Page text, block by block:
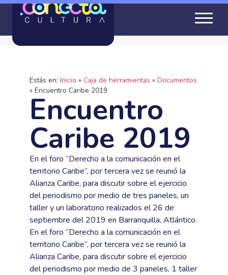
Estás en: Inicio » Caja de herramientas » Documentos
» Encuentro Caribe 2019
Encuentro
Caribe 2019
En el foro “Derecho a la comunicación en el
territorio Caribe”, por tercera vez se reunió la
Alianza Caribe, para discutir sobre el ejercicio
del periodismo por medio de tres paneles, un
taller y un laboratorio realizados el 26 de
septiembre del 2019 en Barranquilla, Atlántico.
En el foro “Derecho a la comunicación en el
territorio Caribe”, por tercera vez se reunió la
Alianza Caribe, para discutir sobre el ejercicio
del periodismo por medio de 3 paneles, 1 taller